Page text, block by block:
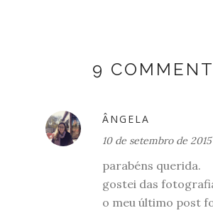
9
ÂNGELA
10 de setembro de
parabéns querida.
gostei das
o meu último post